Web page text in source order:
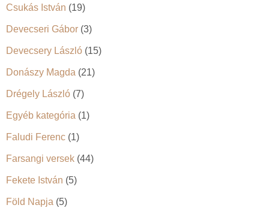
Csukás István (19)
Devecseri Gábor (3)
Devecsery László (15)
Donászy Magda (21)
Drégely László (7)
Egyéb kategória (1)
Faludi Ferenc (1)
Farsangi versek (44)
Fekete István (5)
Föld Napja (5)